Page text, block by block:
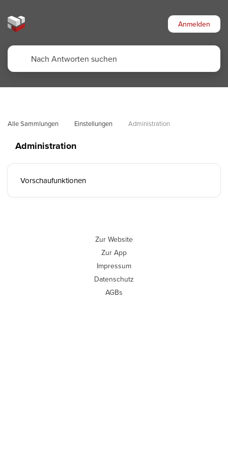
Anmelden
Alle Sammlungen Einstellungen Administration
Administration
Vorschaufunktionen
Zur Website
Zur App
Impressum
Datenschutz
AGBs